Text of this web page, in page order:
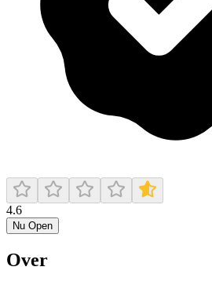
4.6
Nu Open
Over